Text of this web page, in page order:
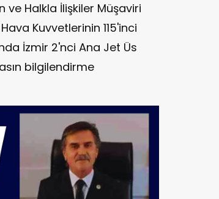
ve Halkla İlişkiler Müşaviri
Kuvvetlerinin 115'inci
İzmir 2'nci Ana Jet Üs
bilgilendirme